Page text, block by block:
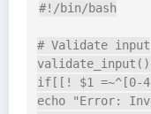
#!/bin/bash
# Validate input
if[[! $1 =~^[0-
echo "Error: